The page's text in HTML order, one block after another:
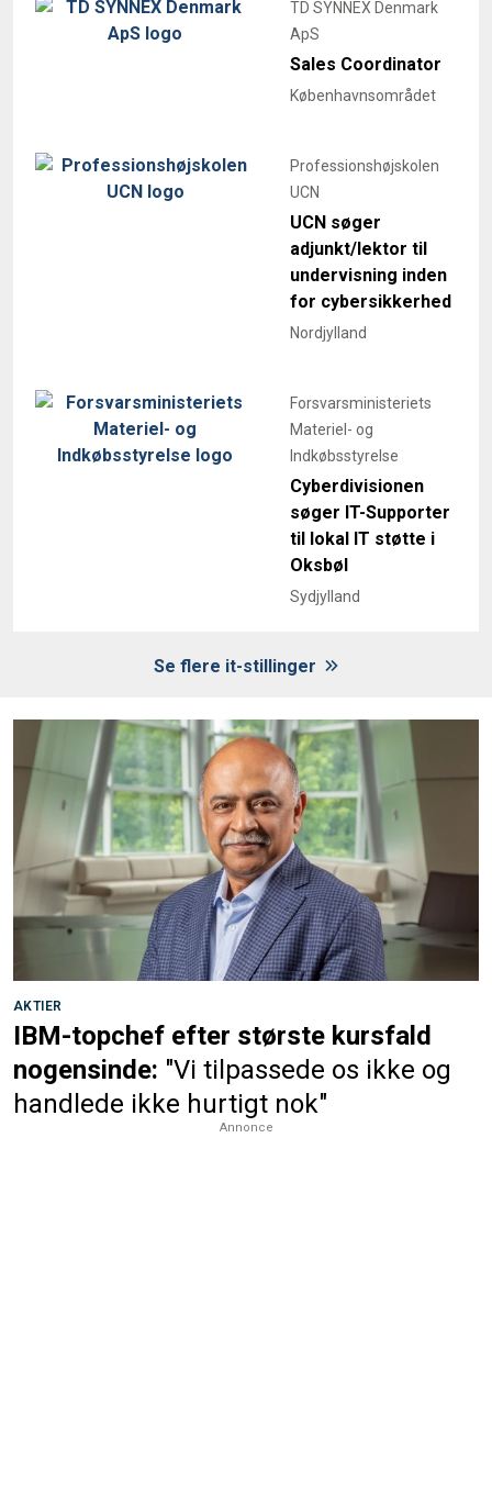
TD SYNNEX Denmark
ApS
Sales Coordinator
Københavnsområdet
Professionshøjskolen
UCN
UCN søger
adjunkt/lektor til
undervisning inden
for cybersikkerhed
Nordjylland
Forsvarsministeriets
Materiel- og
Indkøbsstyrelse
Cyberdivisionen
søger IT-Supporter
til lokal IT støtte i
Oksbøl
Sydjylland
Se flere it-stillinger
AKTIER
IBM-topchef efter største kursfald
nogensinde: "Vi tilpassede os ikke og
handlede ikke hurtigt nok"
Annonce